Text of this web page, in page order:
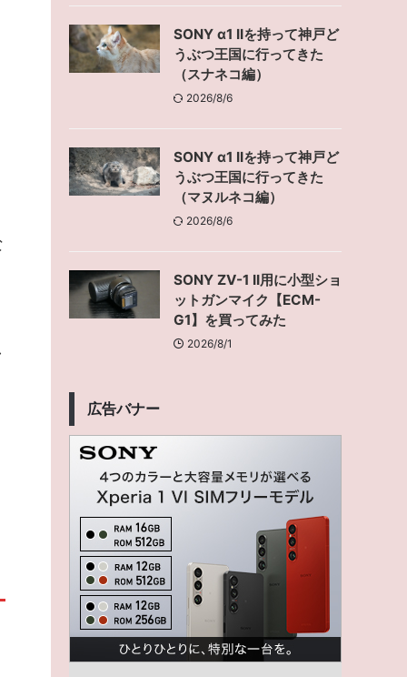
SONY α1 IIを持って神戸ど
うぶつ王国に行ってきた
（スナネコ編）
2026/8/6
SONY α1 IIを持って神戸ど
うぶつ王国に行ってきた
（マヌルネコ編）
2026/8/6
SONY ZV-1 II用に小型ショ
ットガンマイク【ECM-
G1】を買ってみた
2026/8/1
広告バナー